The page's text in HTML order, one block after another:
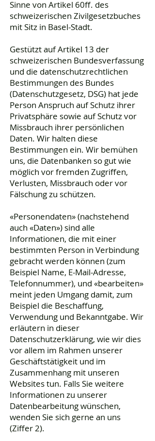
Sinne von Artikel 60ff. des
schweizerischen Zivilgesetzbuches
mit Sitz in Basel-Stadt.
Gestützt auf Artikel 13 der
schweizerischen Bundesverfassung
und die datenschutzrechtlichen
Bestimmungen des Bundes
(Datenschutzgesetz, DSG) hat jede
Person Anspruch auf Schutz ihrer
Privatsphäre sowie auf Schutz vor
Missbrauch ihrer persönlichen
Daten. Wir halten diese
Bestimmungen ein. Wir bemühen
uns, die Datenbanken so gut wie
möglich vor fremden Zugriffen,
Verlusten, Missbrauch oder vor
Fälschung zu schützen.
«Personendaten» (nachstehend
auch «Daten») sind alle
Informationen, die mit einer
bestimmten Person in Verbindung
gebracht werden können (zum
Beispiel Name, E-Mail-Adresse,
Telefonnummer), und «bearbeiten»
meint jeden Umgang damit, zum
Beispiel die Beschaffung,
Verwendung und Bekanntgabe. Wir
erläutern in dieser
Datenschutzerklärung, wie wir dies
vor allem im Rahmen unserer
Geschäftstätigkeit und im
Zusammenhang mit unseren
Websites tun. Falls Sie weitere
Informationen zu unserer
Datenbearbeitung wünschen,
wenden Sie sich gerne an uns
(Ziffer 2).